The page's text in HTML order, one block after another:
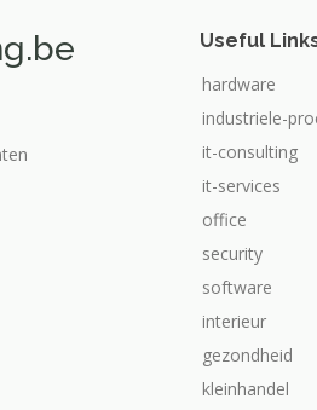
Useful
hardware
industriele-
it-consulting
it-services
office
security
software
interieur
gezondheid
kleinhandel